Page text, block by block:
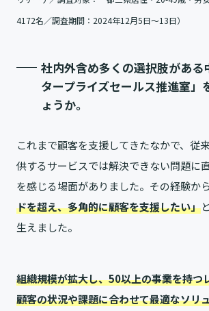
4172名／調査期間：2024年12月5日～13日）
社内外含め多くの選択肢がある
タープライズセールス推進室」
ょうか。
これまで顧客を支援してきたなかで、従
供するサービスでは解決できない問題に
を感じる場面がありました。その経験から
ドを超え、多角的に顧客を支援したい」
生えました。
組織規模が拡大し、50以上の事業を持つ
顧客の状況や課題に合わせて最適なソリ